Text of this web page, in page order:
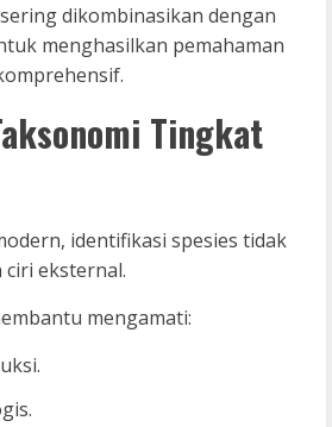
dikombinasikan dengan
menghasilkan pemahaman
Tingkat
identifikasi spesies tidak
eksternal.
mengamati: